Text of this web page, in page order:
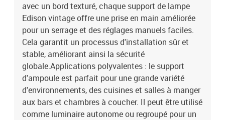
avec un bord texturé, chaque support de lampe
Edison vintage offre une prise en main améliorée
pour un serrage et des réglages manuels faciles.
Cela garantit un processus d'installation sûr et
stable, améliorant ainsi la sécurité
globale.Applications polyvalentes : le support
d'ampoule est parfait pour une grande variété
d'environnements, des cuisines et salles à manger
aux bars et chambres à coucher. Il peut être utilisé
comme luminaire autonome ou regroupé pour un